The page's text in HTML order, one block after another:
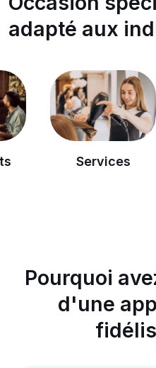
adapté aux
Services
Pourquoi
d'une